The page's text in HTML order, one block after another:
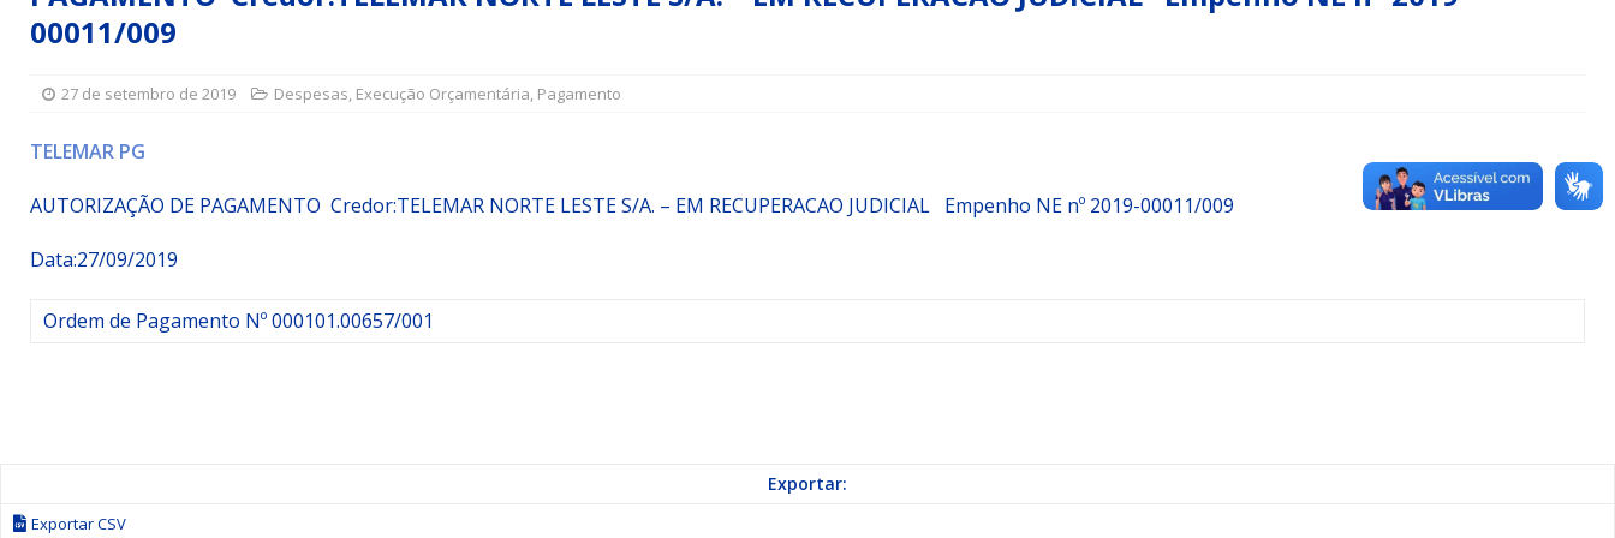
Simões Filho I
DESTAQUE
[ 3 de agosto de 2026 ]
00011/009
27 de setembro de 2019 Despesas, Execução Orçamentária, Pagamento
TELEMAR PG
AUTORIZAÇÃO DE PAGAMENTO Credor:TELEMAR NORTE LESTE S/A. – EM RECUPERACAO JUDICIAL Empenho NE nº 2019-00011/009
Data:27/09/2019
Ordem de Pagamento Nº 000101.00657/001
Exportar:
Exportar CSV